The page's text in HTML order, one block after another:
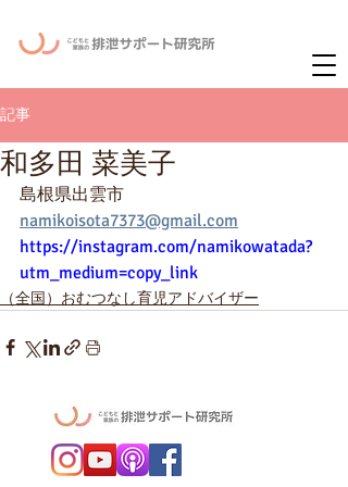
記事
和多田 菜美子
島根県出雲市
namikoisota7373@gmail.com
https://instagram.com/namikowatada?
utm_medium=copy_link
（全国）おむつなし育児アドバイザー